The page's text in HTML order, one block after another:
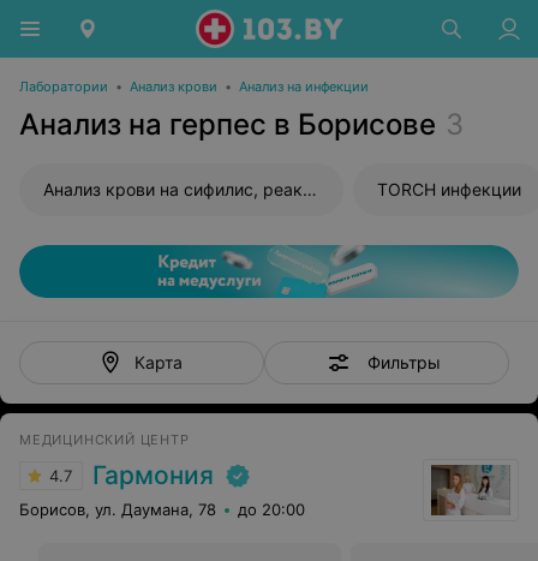
Лаборатории • Анализ крови • Анализ на инфекции
Анализ на герпес в Борисове 3
Анализ крови на сифилис, реакция Вассермана (RW) TORCH инфекции
Карта Фильтры
МЕДИЦИНСКИЙ ЦЕНТР
4.7 Гармония
Борисов, ул. Даумана, 78 до 20:00